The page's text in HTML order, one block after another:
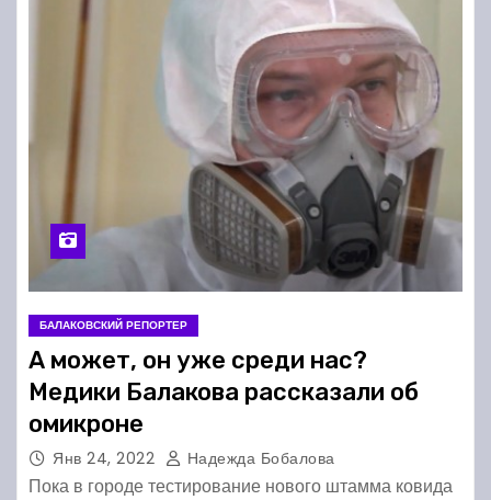
БАЛАКОВСКИЙ РЕПОРТЕР
А может, он уже среди нас?
Медики Балакова рассказали об
омикроне
Янв 24, 2022 Надежда Бобалова
Пока в городе тестирование нового штамма ковида